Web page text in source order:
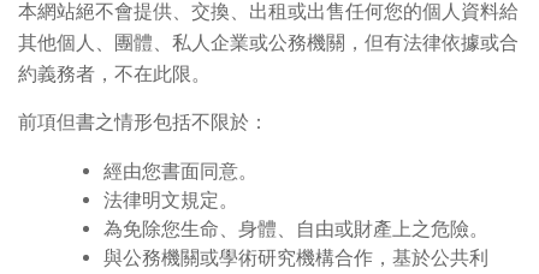
本網站絕不會提供、交換、出租或出售任何您的個人資料給
其他個人、團體、私人企業或公務機關，但有法律依據或合
約義務者，不在此限。
前項但書之情形包括不限於：
經由您書面同意。
法律明文規定。
為免除您生命、身體、自由或財產上之危險。
與公務機關或學術研究機構合作，基於公共利